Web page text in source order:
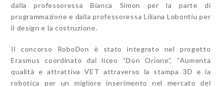
dalla professoressa Bianca Simon per la parte di
programmazione e dalla professoressa Liliana Lobontiu per
il design e la costruzione.
Il concorso RoboDon è stato integrato nel progetto
Erasmus coordinato dal liceo “Don Orione”, “Aumenta
qualità e attrattiva VET attraverso la stampa 3D e la
robotica per un migliore inserimento nel mercato del